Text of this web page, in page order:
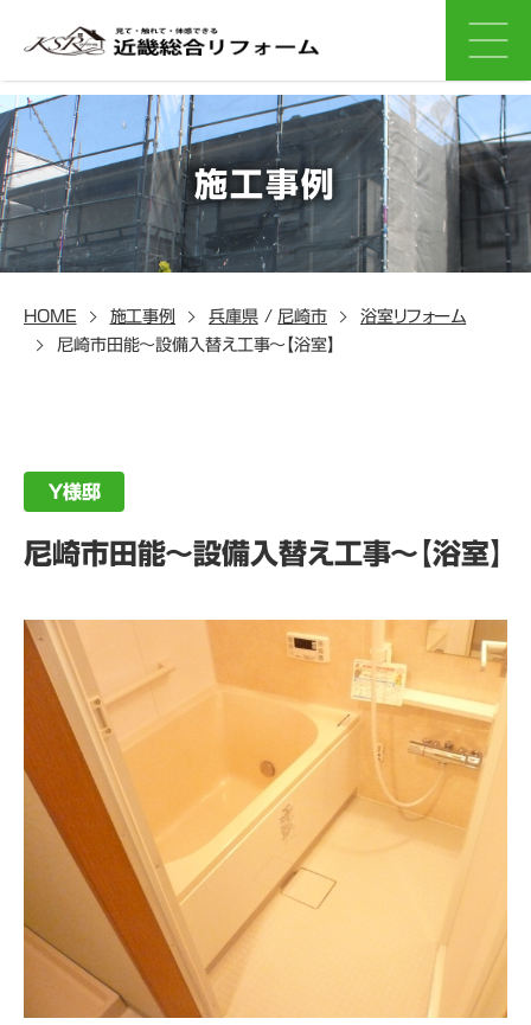
施工事例
HOME 施工事例 兵庫県/ 尼崎市
浴室リフォーム
尼崎市田能～設備入替え工事～【浴室】
Ｙ様邸
尼崎市田能～設備入替え工事～【浴室】